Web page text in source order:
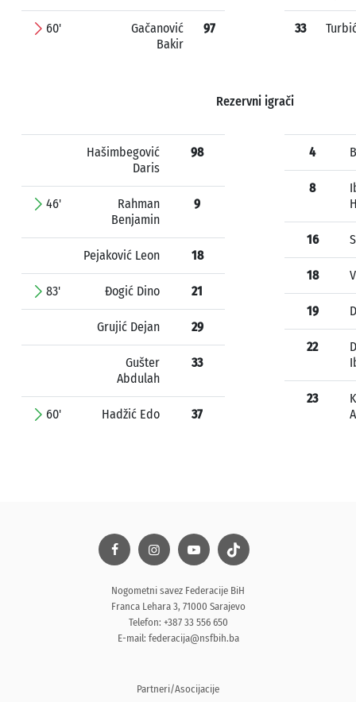
60'
Gačanović
Bakir
97 33
Rezervni igrači
Hašimbegović
Daris
98
46'
Rahman
Benjamin
9
Pejaković Leon 18
83' Đogić Dino 21
Grujić Dejan 29
Gušter
Abdulah
33
60' Hadžić Edo 37
4
8
16
18
19
22
23
Nogometni savez Federacije BiH
Franca Lehara 3, 71000 Sarajevo
Telefon: +387 33 556 650
E-mail: federacija@nsfbih.ba
Partneri/Asocijacije